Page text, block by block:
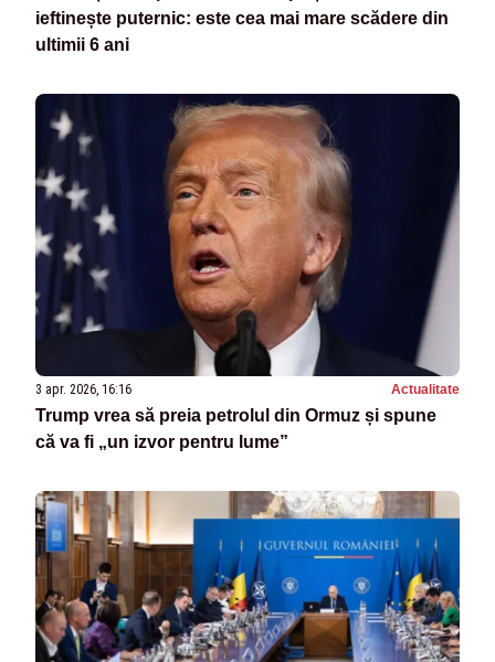
ieftinește puternic: este cea mai mare scădere din
ultimii 6 ani
3 apr. 2026, 16:16 Actualitate
Trump vrea să preia petrolul din Ormuz și spune
că va fi „un izvor pentru lume”